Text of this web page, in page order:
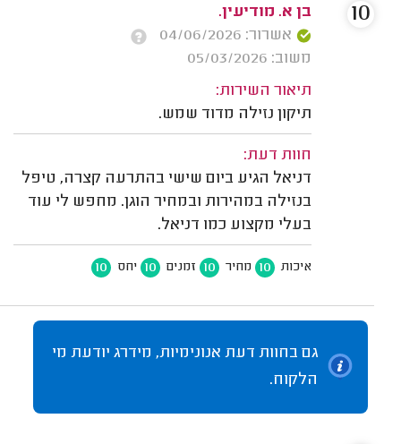
בן א. מודיעין.
אשרור: 04/06/2026
משוב: 05/03/2026
תיאור השירות:
תיקון נזילה מדוד שמש.
חוות דעת:
דניאל הגיע ביום שישי בהתרעה קצרה, טיפל
בנזילה במהירות ובמחיר הוגן. מחפש לי עוד
בעלי מקצוע כמו דניאל.
איכות 10 מחיר 10 זמנים 10 יחס 10
10
גם בחוות דעת אנונימיות, מידרג יודעת מי
הלקוח.